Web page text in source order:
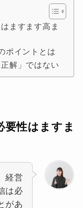
ますます高ま
ポイントとは
解」ではない
要性はますま
経営
は必
があ